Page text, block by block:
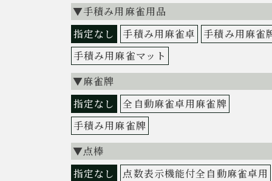
▼手積み用麻雀用品
指定なし
手積み用麻雀卓
手積み用麻雀
手積み用麻雀マット
▼麻雀牌
指定なし
全自動麻雀卓用麻雀牌
手積み用麻雀牌
▼点棒
指定なし
点数表示機能付全自動麻雀卓用